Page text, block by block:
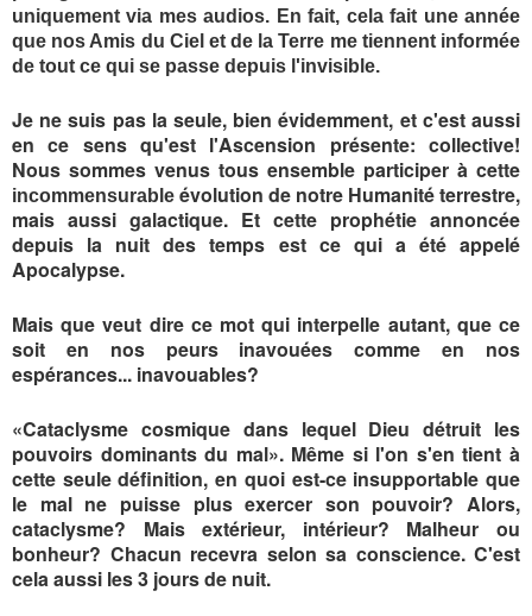
uniquement via mes audios. En fait, cela fait une année
que nos Amis du Ciel et de la Terre me tiennent informée
de tout ce qui se passe depuis l'invisible.
Je ne suis pas la seule, bien évidemment, et c'est aussi
en ce sens qu'est l'Ascension présente: collective!
Nous sommes venus tous ensemble participer à cette
incommensurable évolution de notre Humanité terrestre,
mais aussi galactique. Et cette prophétie annoncée
depuis la nuit des temps est ce qui a été appelé
Apocalypse.
Mais que veut dire ce mot qui interpelle autant, que ce
soit en nos peurs inavouées comme en nos
espérances... inavouables?
«Cataclysme cosmique dans lequel Dieu détruit les
pouvoirs dominants du mal». Même si l'on s'en tient à
cette seule définition, en quoi est-ce insupportable que
le mal ne puisse plus exercer son pouvoir? Alors,
cataclysme? Mais extérieur, intérieur? Malheur ou
bonheur? Chacun recevra selon sa conscience. C'est
cela aussi les 3 jours de nuit.